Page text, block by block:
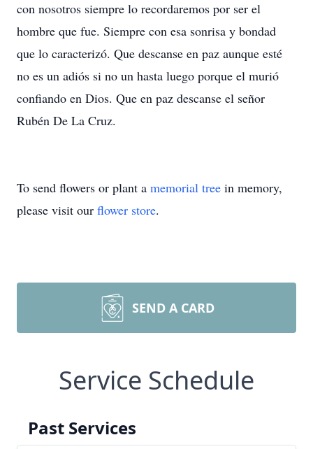
con nosotros siempre lo recordaremos por ser el
hombre que fue. Siempre con esa sonrisa y bondad
que lo caracterizó. Que descanse en paz aunque esté
no es un adiós si no un hasta luego porque el murió
confiando en Dios. Que en paz descanse el señor
Rubén De La Cruz.
To send flowers or plant a memorial tree in memory,
please visit our flower store.
SEND A CARD
Service Schedule
Past Services